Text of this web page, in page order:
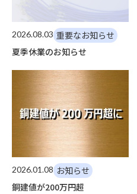
2026.08.03 重要なお知らせ
夏季休業のお知らせ
2026.01.08 お知らせ
銅建値が200万円超